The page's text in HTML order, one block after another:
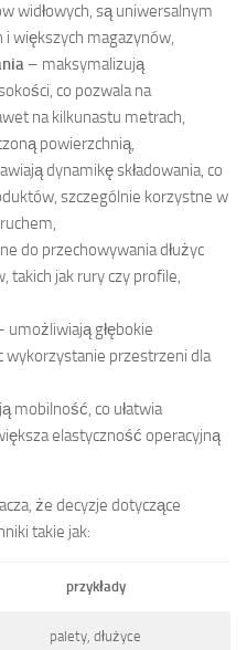
widłowych, są uniwersalnym
większych magazynów,
– maksymalizują
co pozwala na
na kilkunastu metrach,
powierzchnią,
dynamikę składowania, co
szczególnie korzystne w
do przechowywania dłużyc
takich jak rury czy profile,
umożliwiają głębokie
wykorzystanie przestrzeni dla
mobilność, co ułatwia
elastyczność operacyjną
że decyzje dotyczące
takie jak:
przykłady
palety, dłużyce